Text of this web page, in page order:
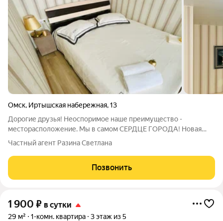
Омск, Иртышская набережная,13
Дорогие друзья! Неоспоримое наше преимущество -
месторасположение. Мы в самом СЕРДЦЕ ГОРОДА! Новая
квартира с хорошим ремонтом Предлагаем для гостей города
квартире имеется все необходимое для
Частный агент Разина Светлана
Позвонить
1 900 ₽ в сутки
29 м² 1-комн. квартира 3 этаж из 5